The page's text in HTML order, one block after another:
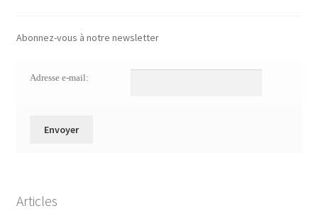
Abonnez-vous à notre newsletter
Adresse e-mail:
Articles